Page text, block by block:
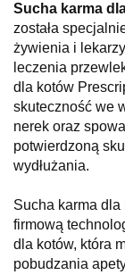
Sucha karma
została
żywienia i
leczenia
dla kotów
skuteczność we
nerek oraz
potwierdzoną
wydłużania.
Sucha karma
firmową
dla kotów, która
pobudzania